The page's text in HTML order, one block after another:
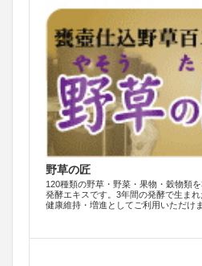
野草の匠
120種類の野草・野菜・果物・穀物類
発酵エキスです。3年間の発酵で生ま
健康維持・増進としてご利用いただけま